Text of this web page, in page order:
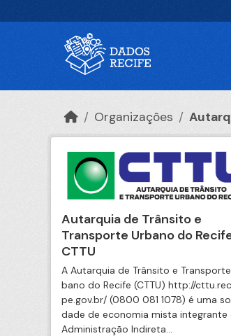
Organizações
Autarquia de Trânsito e
Transporte Urbano do
CTTU
A Autarquia de Trânsito e
bano do Recife (CTTU) http://
pe.gov.br/ (0800 081 1078) é uma
dade de economia mista integrante
Administração Indireta...